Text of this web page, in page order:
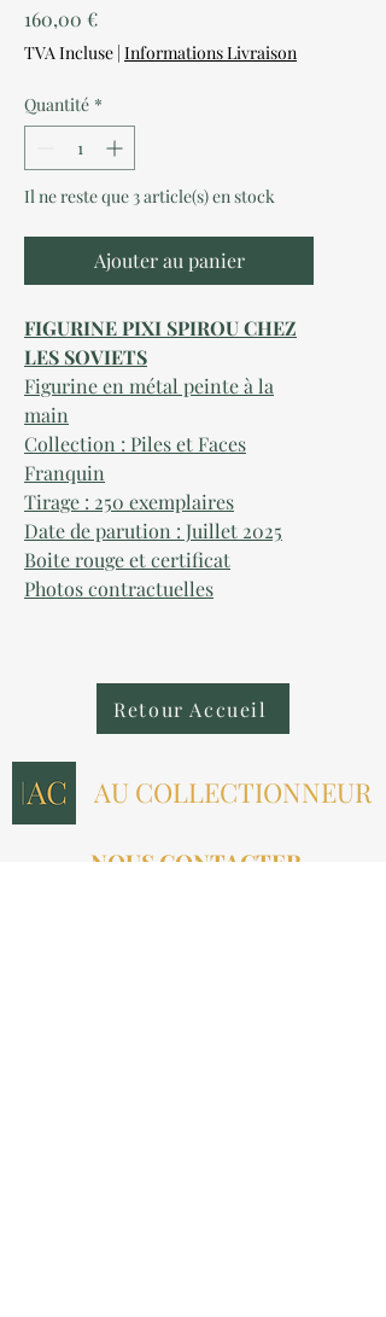
160,00 €Prix
TVA Incluse | Informations Livraison
Quantité *
Il ne reste que 3 article(s) en stock
Ajouter au panier
FIGURINE PIXI SPIROU CHEZ
LES SOVIETS
Figurine en métal peinte à la
main
Collection : Piles et Faces
Franquin
Tirage : 250 exemplaires
Date de parution : Juillet 2025
Boite rouge et certificat
Photos contractuelles
Retour Accueil
AU COLLECTIONNEUR
NOUS CONTACTER